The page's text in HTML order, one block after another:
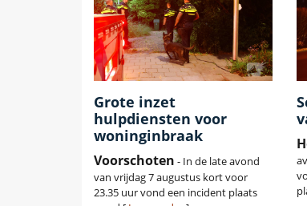
Grote inzet
hulpdiensten voor
woninginbraak
Voorschoten - In de late avond
van vrijdag 7 augustus kort voor
23.35 uur vond een incident plaats